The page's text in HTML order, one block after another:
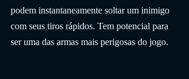
podem instantaneamente soltar um inimigo
com seus tiros rápidos. Tem potencial para
ser uma das armas mais perigosas do jogo.